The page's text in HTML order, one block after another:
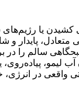
یا
پایدار و
سالم را در
آب لیمو، پیاده‌روی،
واقعی در